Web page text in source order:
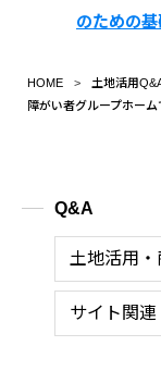
のための
HOME 土地活用
障がい者グループホー
Q&A
土地活用
サイト関連